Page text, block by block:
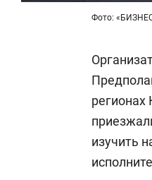
Фото:
изучить